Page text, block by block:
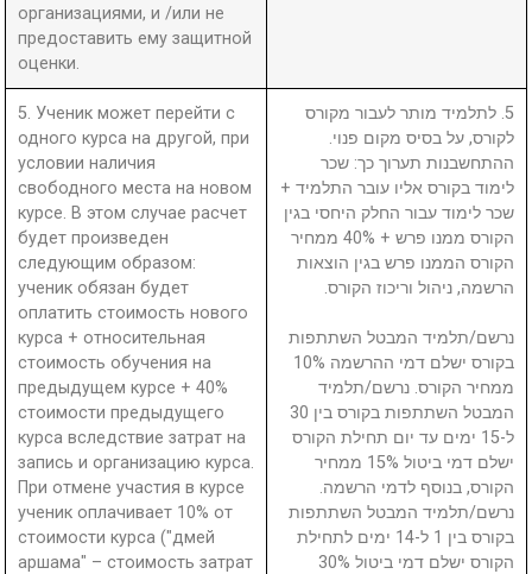
организациями, и /или не
предоставить ему защитной
оценки.
5. Ученик может перейти с
одного курса на другой, при
условии наличия
свободного места на новом
курсе. В этом случае расчет
будет произведен
следующим образом:
ученик обязан будет
оплатить стоимость нового
курса + относительная
стоимость обучения на
предыдущем курсе + 40%
стоимости предыдущего
курса вследствие затрат на
запись и организацию курса.
При отмене участия в курсе
ученик оплачивает 10% от
стоимости курса ("дмей
аршама" – стоимость затрат
5. לתלמיד מותר לעבור מקורס
לקורס, על בסיס מקום פנוי.
ההתחשבנות תערוך כך: שכר
לימוד בקורס אליו עובר התלמיד +
שכר לימוד עבור החלק היחסי בגין
הקורס ממנו פרש + 40% ממחיר
הקורס הממנו פרש בגין הוצאות
הרשמה, ניהול וריכוז הקורס.
נרשם/תלמיד המבטל השתתפות
בקורס ישלם דמי ההרשמה 10%
ממחיר הקורס. נרשם/תלמיד
המבטל השתתפות בקורס בין 30
ל-15 ימים עד יום תחילת הקורס
ישלם דמי ביטול 15% ממחיר
הקורס, בנוסף לדמי הרשמה.
נרשם/תלמיד המבטל השתתפות
בקורס בין 1 ל-14 ימים לתחילת
הקורס ישלם דמי ביטול 30%